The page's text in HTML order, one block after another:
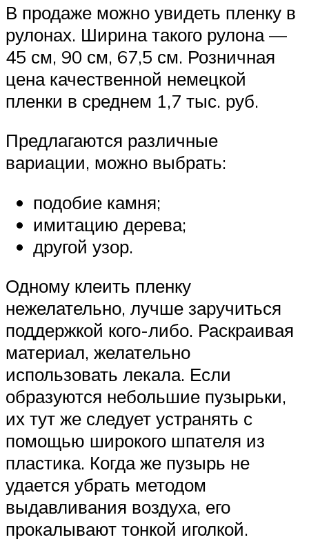
В продаже можно увидеть пленку в
рулонах. Ширина такого рулона —
45 см, 90 см, 67,5 см. Розничная
цена качественной немецкой
пленки в среднем 1,7 тыс. руб.
Предлагаются различные
вариации, можно выбрать:
подобие камня;
имитацию дерева;
другой узор.
Одному клеить пленку
нежелательно, лучше заручиться
поддержкой кого-либо. Раскраивая
материал, желательно
использовать лекала. Если
образуются небольшие пузырьки,
их тут же следует устранять с
помощью широкого шпателя из
пластика. Когда же пузырь не
удается убрать методом
выдавливания воздуха, его
прокалывают тонкой иголкой.